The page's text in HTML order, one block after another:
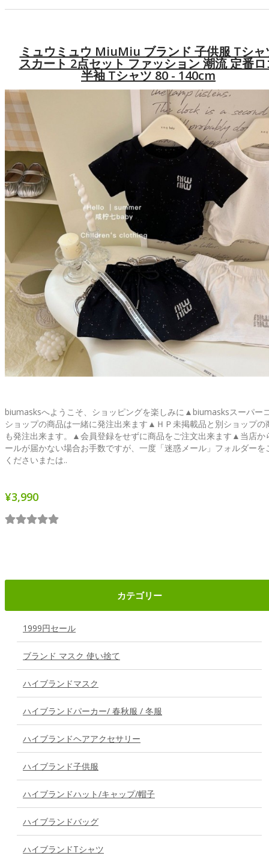
カテゴリー
1999円セール
ブランド マスク 使い捨て
ハイブランドマスク
ハイブランドパーカー/ 春秋服 / 冬服
ハイブランドヘアアクセサリー
ハイブランド子供服
ハイブランドハット/キャップ/帽子
ハイブランドバッグ
ハイブランドTシャツ
ミュウミュウ MiuMiu ブランド 子供服 Tシャ
スカート 2点セット ファッション 潮流 定番ロ
半袖 Tシャツ 80 - 140cm
biumasksへようこそ、ショッピングを楽しみに▲biumasksスーパー
ショップの商品は一緒に発注出来ます▲ＨＰ未掲載品と別ショップの
も発注出来ます。▲会員登録をせずに商品をご注文出来ます▲当店か
ールが届かない場合お手数ですが、一度「迷惑メール」フォルダーを
くださいまたは..
¥3,990